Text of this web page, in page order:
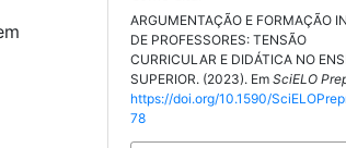
ARGUMENTAÇÃO E FORMAÇÃO
DE PROFESSORES: TENSÃO
CURRICULAR E DIDÁTICA NO
SUPERIOR. (2023). EmSciELO
https://doi.org/10.1590/
78